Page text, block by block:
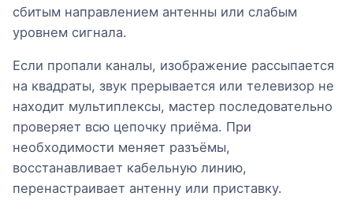
сбитым направлением антенны или слабым
уровнем сигнала.
Если пропали каналы, изображение рассыпается
на квадраты, звук прерывается или телевизор не
находит мультиплексы, мастер последовательно
проверяет всю цепочку приёма. При
необходимости меняет разъёмы,
восстанавливает кабельную линию,
перенастраивает антенну или приставку.